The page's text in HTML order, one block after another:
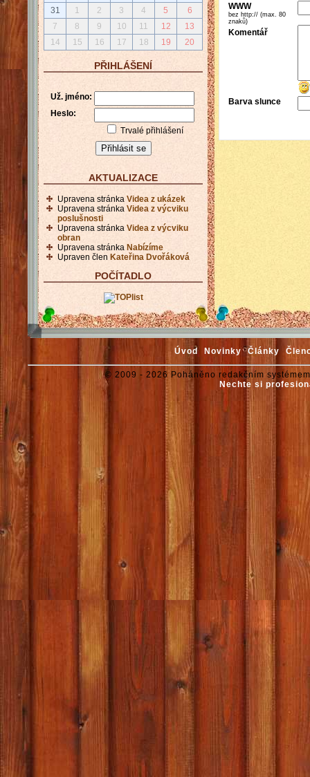
WWW
bez http:// (max. 80
znaků)
Komentář
Barva slunce
31
1 2 3 4 5
6
7
8 9 10 11 12
13
14
15 16 17 18 19 20
PŘIHLÁŠENÍ
Už. jméno:
Heslo:
Trvalé přihlášení
AKTUALIZACE
Upravena stránka Videa z ukázek
Upravena stránka Videa z výcviku
poslušnosti
Upravena stránka Videa z výcviku
obran
Upravena stránka Nabízíme
Upraven člen Kateřina Dvořáková
POČÍTADLO
Úvod Novinky Články
© 2009 - 2026 Poháněno redakčním
Nechte si